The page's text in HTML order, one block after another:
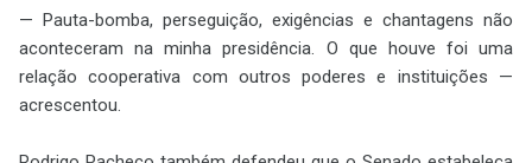
— Pauta-bomba, perseguição, exigências e chantagens não
aconteceram na minha presidência. O que houve foi uma
relação cooperativa com outros poderes e instituições —
acrescentou.